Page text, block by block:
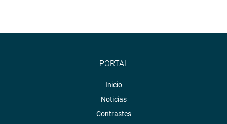
PORTAL
Inicio
Noticias
Contrastes